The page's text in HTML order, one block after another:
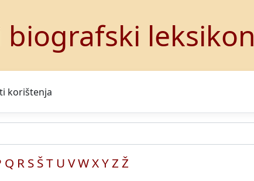
biografski leksikon
korištenja
Q R S ŠT U VWXYZ Ž